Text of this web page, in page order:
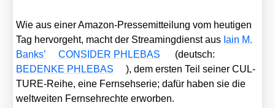
Wie aus einer Ama­zon-Pres­se­mit­tei­lung vom heu­ti­gen
Tag her­vor­geht, macht der Strea­ming­dienst aus Iain M.
Banks’
CONSIDER PHLEBAS
(deutsch:
BEDENKE PHLEBAS
), dem ers­ten Teil sei­ner CUL­
TU­RE-Rei­he, eine Fern­seh­se­rie; dafür haben sie die
welt­wei­ten Fern­seh­rech­te erwor­ben.